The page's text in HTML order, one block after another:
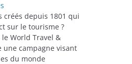
créés depuis 1801 qui
sur le tourisme ?
le World Travel &
une campagne visant
du monde